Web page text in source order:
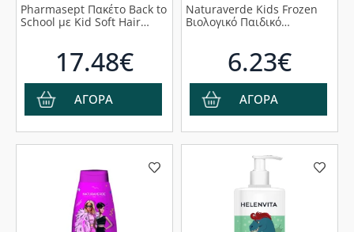
Pharmasept Πακέτο Back to
School με Kid Soft Hair
Protective Lotion
Αντιφθειρική Λοσιόν, 100ml
& Kids Extra Mild Deo Roll-
On Αποσμητικό για Παιδιά,
50ml, 1σετ
17.48€
ΑΓΟΡΑ
Naturaverde Kids Frozen
Βιολογικό Παιδικό
6.23€
ΑΓΟΡΑ